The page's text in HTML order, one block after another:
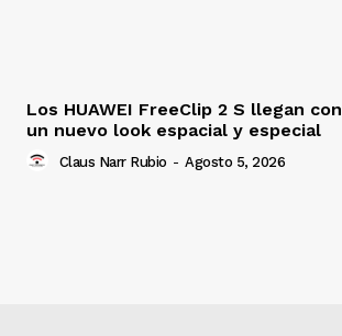
Los HUAWEI FreeClip 2 S llegan con
un nuevo look espacial y especial
Claus Narr Rubio - Agosto 5, 2026